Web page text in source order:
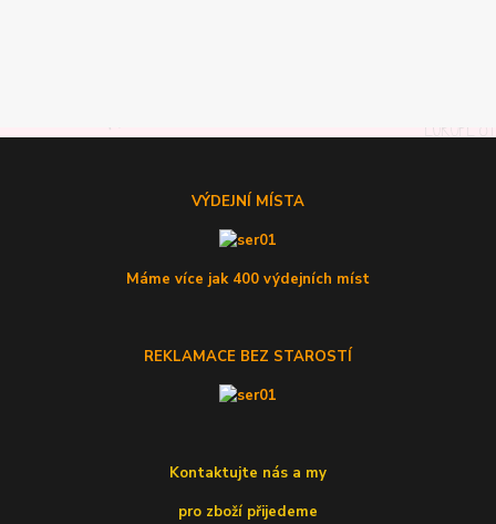
VÝDEJNÍ MÍSTA
Máme více jak 400 výdejních míst
REKLAMACE BEZ STAROSTÍ
Kontaktujte nás a my
pro zboží přijedeme